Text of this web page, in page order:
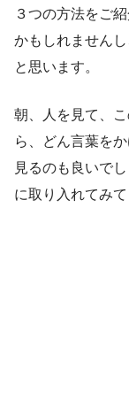
３つの方法をご
かもしれません
と思います。
朝、人を見て、
ら、どん言葉を
見るのも良いで
に取り入れてみて